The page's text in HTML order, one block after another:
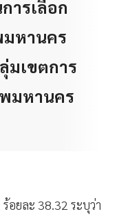
รเลือก
หานคร
เขตการ
มหานคร